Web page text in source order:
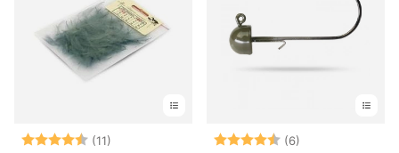
Beoordeling:
(11) Beoordeling:
(6)